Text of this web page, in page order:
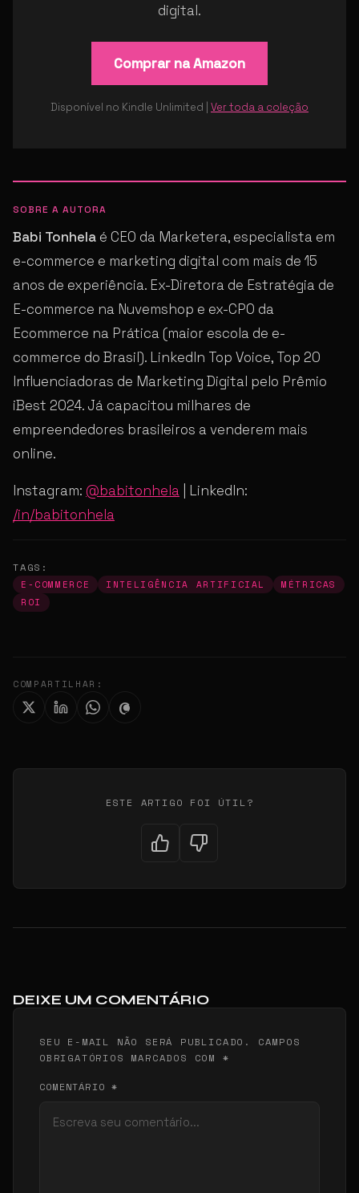
digital.
Comprar na Amazon
Disponível no Kindle Unlimited | Ver toda a coleção
SOBRE A AUTORA
Babi Tonhela é CEO da Marketera, especialista em
e-commerce e marketing digital com mais de 15
anos de experiência. Ex-Diretora de Estratégia de
E-commerce na Nuvemshop e ex-CPO da
Ecommerce na Prática (maior escola de e-
commerce do Brasil). LinkedIn Top Voice, Top 20
Influenciadoras de Marketing Digital pelo Prêmio
iBest 2024. Já capacitou milhares de
empreendedores brasileiros a venderem mais
online.
Instagram: @babitonhela | LinkedIn:
/in/babitonhela
TAGS:
E-COMMERCE INTELIGÊNCIA ARTIFICIAL
MÉTRICAS
ROI
COMPARTILHAR:
ESTE ARTIGO FOI ÚTIL?
DEIXE UM COMENTÁRIO
SEU E-MAIL NÃO SERÁ PUBLICADO. CAMPOS
OBRIGATÓRIOS MARCADOS COM *
COMENTÁRIO *